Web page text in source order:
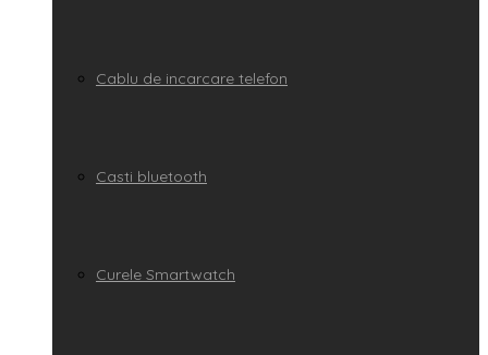
Cablu de incarcare telefon
Casti bluetooth
Curele Smartwatch